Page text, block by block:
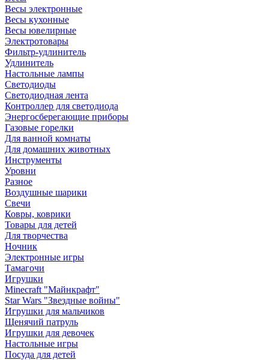
Весы электронные
Весы кухонные
Весы ювелирные
Электротовары
Фильтр-удлинитель
Удлинитель
Настольные лампы
Светодиоды
Светодиодная лента
Контроллер для светодиода
Энергосберегающие приборы
Газовые горелки
Для ванной комнаты
Для домашних животных
Инструменты
Уровни
Разное
Воздушные шарики
Свечи
Ковры, коврики
Товары для детей
Для творчества
Ночник
Электронные игры
Тамагочи
Игрушки
Minecraft "Майнкрафт"
Star Wars "Звездные войны"
Игрушки для мальчиков
Щенячий патруль
Игрушки для девочек
Настольные игры
Посуда для детей